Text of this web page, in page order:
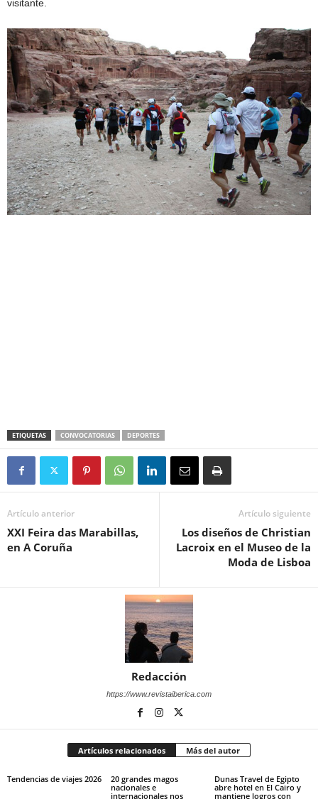
visitante.
ETIQUETAS CONVOCATORIAS DEPORTES
Artículo anterior
XXI Feira das Marabillas,
en A Coruña
Artículo siguiente
Los diseños de Christian
Lacroix en el Museo de la
Moda de Lisboa
Redacción
https://www.revistaiberica.com
Artículos relacionados Más del autor
Tendencias de viajes 2026
20 grandes magos
nacionales e
internacionales nos
Dunas Travel de Egipto
abre hotel en El Cairo y
mantiene logros con